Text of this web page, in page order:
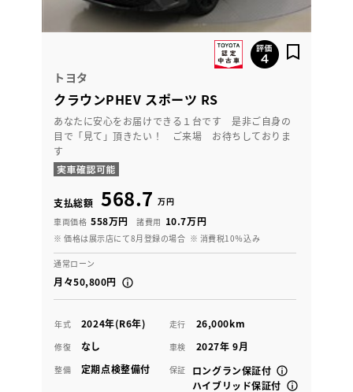
トヨタ
クラウンPHEV スポーツ RS
あなたに安心をお届けできる１台です 是非ご自身の
目で「見て」頂きたい！ ご来場 お待ちしておりま
す
支払総額 568.7 万円
車両価格 558万円 諸費用 10.7万円
※ 価格は展示店にて8月登録の場合 ※ 消費税10％込み
通常ローン
月々50,800円
年式 2024年(R6年) 走行 26,000km
修復 なし 車検 2027年 9月
整備 定期点検整備付 保証
ロングラン保証付
ハイブリッド保証付